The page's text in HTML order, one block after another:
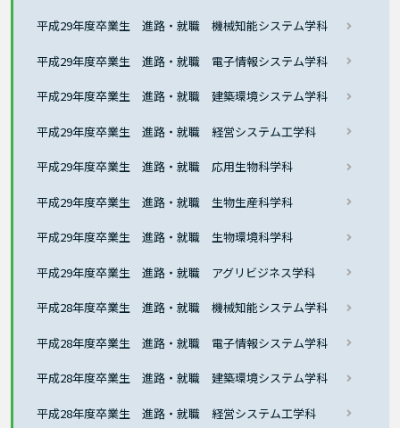
平成29年度卒業生 進路・就職 機械知能システム学科
平成29年度卒業生 進路・就職 電子情報システム学科
平成29年度卒業生 進路・就職 建築環境システム学科
平成29年度卒業生 進路・就職 経営システム工学科
平成29年度卒業生 進路・就職 応用生物科学科
平成29年度卒業生 進路・就職 生物生産科学科
平成29年度卒業生 進路・就職 生物環境科学科
平成29年度卒業生 進路・就職 アグリビジネス学科
平成28年度卒業生 進路・就職 機械知能システム学科
平成28年度卒業生 進路・就職 電子情報システム学科
平成28年度卒業生 進路・就職 建築環境システム学科
平成28年度卒業生 進路・就職 経営システム工学科